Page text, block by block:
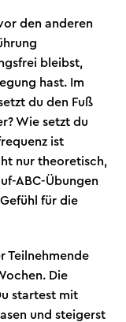
den anderen
bleibst,
hast. Im
du den Fuß
Wie setzt du
ist
nur theoretisch,
ABC-Übungen
für die
Teilnehmende
Die
startest mit
und steigerst